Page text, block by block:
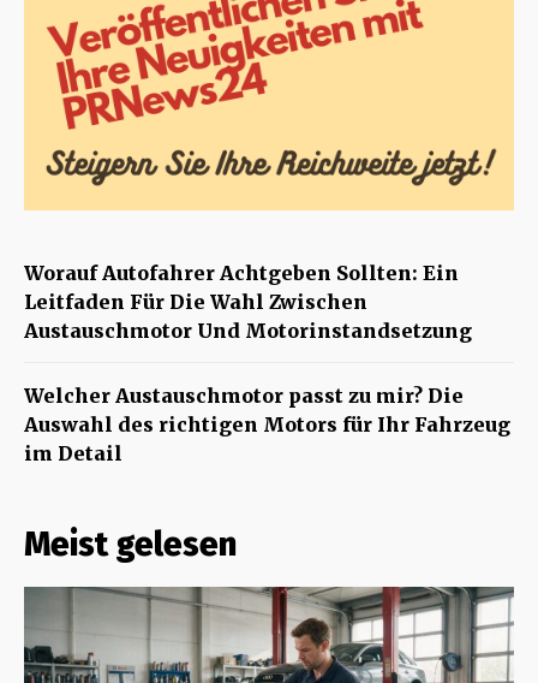
Worauf Autofahrer Achtgeben Sollten: Ein
Leitfaden Für Die Wahl Zwischen
Austauschmotor Und Motorinstandsetzung
Welcher Austauschmotor passt zu mir? Die
Auswahl des richtigen Motors für Ihr Fahrzeug
im Detail
Meist gelesen